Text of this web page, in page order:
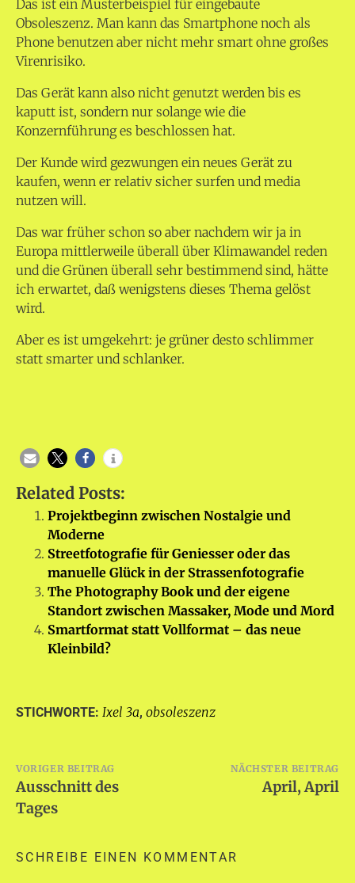
Das ist ein Musterbeispiel für eingebaute
Obsoleszenz. Man kann das Smartphone noch als
Phone benutzen aber nicht mehr smart ohne großes
Virenrisiko.
Das Gerät kann also nicht genutzt werden bis es
kaputt ist, sondern nur solange wie die
Konzernführung es beschlossen hat.
Der Kunde wird gezwungen ein neues Gerät zu
kaufen, wenn er relativ sicher surfen und media
nutzen will.
Das war früher schon so aber nachdem wir ja in
Europa mittlerweile überall über Klimawandel reden
und die Grünen überall sehr bestimmend sind, hätte
ich erwartet, daß wenigstens dieses Thema gelöst
wird.
Aber es ist umgekehrt: je grüner desto schlimmer
statt smarter und schlanker.
Related Posts:
Projektbeginn zwischen Nostalgie und
Moderne
Streetfotografie für Geniesser oder das
manuelle Glück in der Strassenfotografie
The Photography Book und der eigene
Standort zwischen Massaker, Mode und Mord
Smartformat statt Vollformat – das neue
Kleinbild?
STICHWORTE: Ixel 3a, obsoleszenz
Beitragsnavigation
VORIGER BEITRAG
Ausschnitt des
Tages
NÄCHSTER BEITRAG
April, April
SCHREIBE EINEN KOMMENTAR